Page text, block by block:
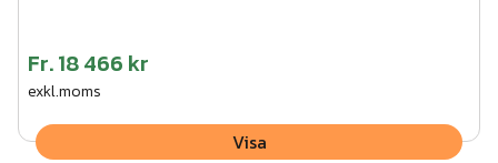
Fr.18 466 kr
exkl.moms
Visa